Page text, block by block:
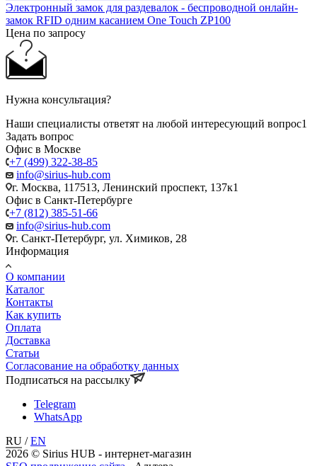
Электронный замок для раздевалок - беспроводной онлайн-
замок RFID одним касанием One Touch ZP100
Цена по запросу
Нужна консультация?
Наши специалисты ответят на любой интересующий вопрос1
Задать вопрос
Офис в Москве
+7 (499) 322-38-85
info@sirius-hub.com
г. Москва, 117513, Ленинский проспект, 137к1
Офис в Санкт-Петербурге
+7 (812) 385-51-66
info@sirius-hub.com
г. Санкт-Петербург, ул. Химиков, 28
Информация
О компании
Каталог
Контакты
Как купить
Оплата
Доставка
Статьи
Согласование на обработку данных
Подписаться на рассылку
Telegram
WhatsApp
RU /EN
2026 © Sirius HUB - интернет-магазин